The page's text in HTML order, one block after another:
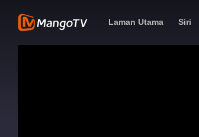
Laman Utama Siri